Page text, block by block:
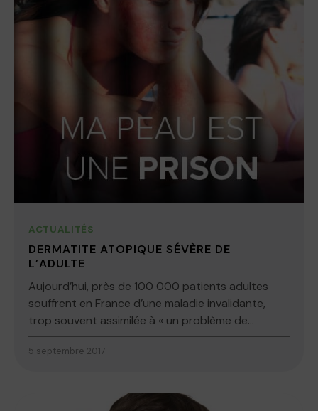
ACTUALITÉS
DERMATITE ATOPIQUE SÉVÈRE DE
L’ADULTE
Aujourd’hui, près de 100 000 patients adultes
souffrent en France d’une maladie invalidante,
trop souvent assimilée à « un problème de...
5 septembre 2017